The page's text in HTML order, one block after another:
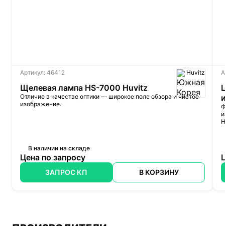
Артикул: 46412 Huvitz
Щелевая лампа HS-7000 Huvitz
Отличие в качестве оптики — широкое поле обзора и чистое
изображение.
В наличии на складе
Цена по запросу
ЗАПРОС КП В КОРЗИНУ